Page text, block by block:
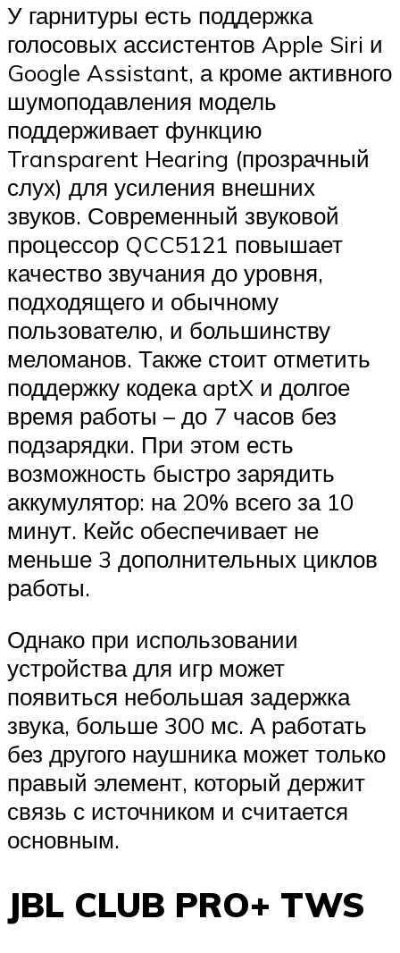
У гарнитуры есть поддержка
голосовых ассистентов Apple Siri и
Google Assistant, а кроме активного
шумоподавления модель
поддерживает функцию
Transparent Hearing (прозрачный
слух) для усиления внешних
звуков. Современный звуковой
процессор QCC5121 повышает
качество звучания до уровня,
подходящего и обычному
пользователю, и большинству
меломанов. Также стоит отметить
поддержку кодека aptX и долгое
время работы – до 7 часов без
подзарядки. При этом есть
возможность быстро зарядить
аккумулятор: на 20% всего за 10
минут. Кейс обеспечивает не
меньше 3 дополнительных циклов
работы.
Однако при использовании
устройства для игр может
появиться небольшая задержка
звука, больше 300 мс. А работать
без другого наушника может только
правый элемент, который держит
связь с источником и считается
основным.
JBL CLUB PRO+ TWS